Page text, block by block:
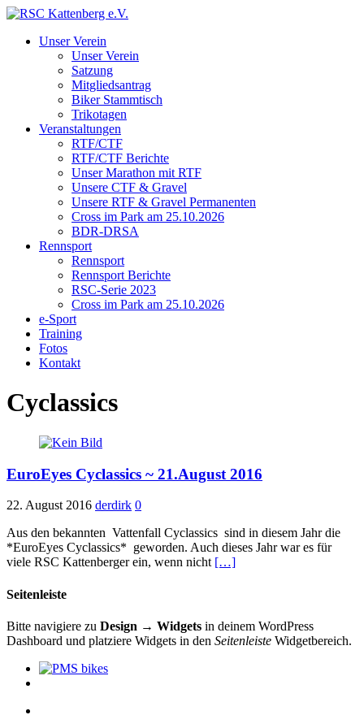
Unser Verein
Unser Verein
Satzung
Mitgliedsantrag
Biker Stammtisch
Trikotagen
Veranstaltungen
RTF/CTF
RTF/CTF Berichte
Unser Marathon mit RTF
Unsere CTF & Gravel
Unsere RTF & Gravel Permanenten
Cross im Park am 25.10.2026
BDR-DRSA
Rennsport
Rennsport
Rennsport Berichte
RSC-Serie 2023
Cross im Park am 25.10.2026
e-Sport
Training
Fotos
Kontakt
Cyclassics
EuroEyes Cyclassics ~ 21.August 2016
22. August 2016 derdirk 0
Aus den bekannten Vattenfall Cyclassics sind in diesem Jahr die
*EuroEyes Cyclassics* geworden. Auch dieses Jahr war es für
viele RSC Kattenberger ein, wenn nicht […]
Seitenleiste
Bitte navigiere zu Design → Widgets in deinem WordPress
Dashboard und platziere Widgets in den Seitenleiste Widgetbereich.